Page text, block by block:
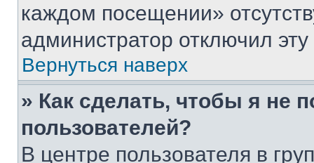
каждом посещении»
администратор отключил
Вернуться наверх
» Как сделать, чтобы я не
пользователей?
В центре пользователя в